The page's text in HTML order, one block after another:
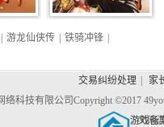
游龙仙侠传 铁骑冲锋
交易纠纷处理
家
络科技有限公司 Copyright ©2017
游戏备
文网